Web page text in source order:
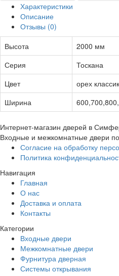
Характеристики
Описание
Отзывы (0)
Высота
2000 мм
Серия
Тоскана
Цвет
орех классик
Ширина
Интернет-магазин дверей в
Входные и межкомнатные двери
Согласие на обработку
Политика
Навигация
Главная
О нас
Доставка и оплата
Контакты
Категории
Входные двери
Межкомнатные двери
Фурнитура дверная
Системы открывания